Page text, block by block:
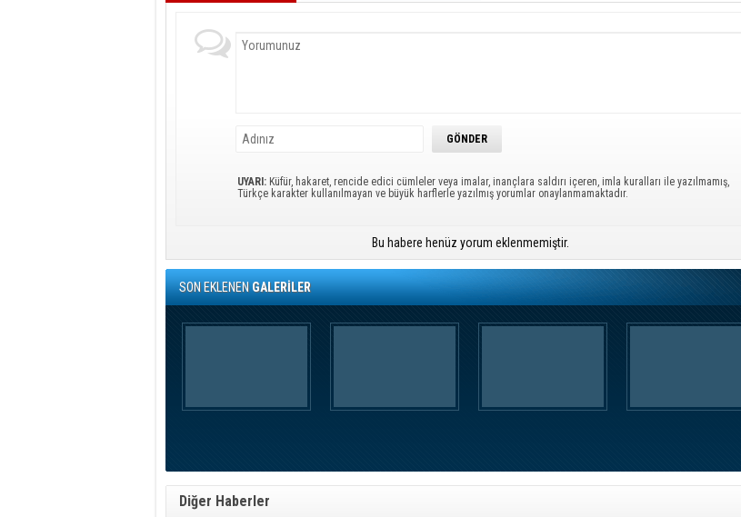
UYARI: Küfür, hakaret, rencide edici cümleler veya imalar, inançlara saldırı içeren, imla kuralları ile yazılmamış,
Türkçe karakter kullanılmayan ve büyük harflerle yazılmış yorumlar onaylanmamaktadır.
Bu habere henüz yorum eklenmemiştir.
SON EKLENENGALERİLER
Diğer Haberler